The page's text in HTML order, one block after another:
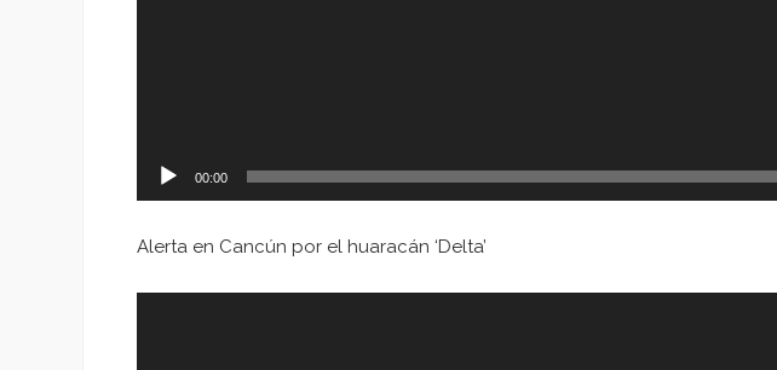
00:00
Alerta en Cancún por el huaracán ‘Delta’